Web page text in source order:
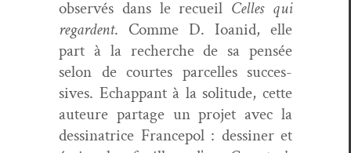
observés dans le recueil Celles qui
regar­dent. Comme D. Ioanid, elle
part à la recherche de sa pen­sée
selon de cour­tes par­celles suc­ces­
sives. Echap­pant à la soli­tude, cette
auteure partage un pro­jet avec la
dessi­na­trice Fran­ce­pol : dessin­er et